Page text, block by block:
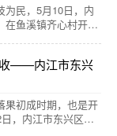
为民，5月10日，内
在鱼溪镇齐心村开展
行了介绍，分析了
平在水管理肥、夏
...
收——内江市东兴
果初成时期，也是开
，内江市东兴区科